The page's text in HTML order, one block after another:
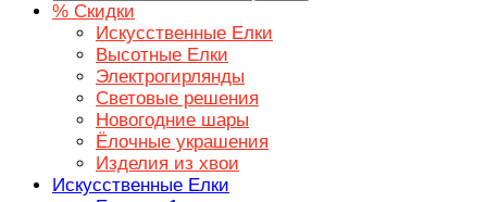
% Скидки
Искусственные Елки
Высотные Елки
Электрогирлянды
Световые решения
Новогодние шары
Ёлочные украшения
Изделия из хвои
Искусственные Елки